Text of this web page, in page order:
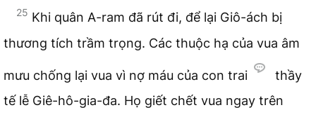
25 Khi quân A-ram đã rút đi, để lại Giô-ách bị
thương tích trầm trọng. Các thuộc hạ của vua âm
mưu chống lại vua vì nợ máu của con trai
thầy
tế lễ Giê-hô-gia-đa. Họ giết chết vua ngay trên